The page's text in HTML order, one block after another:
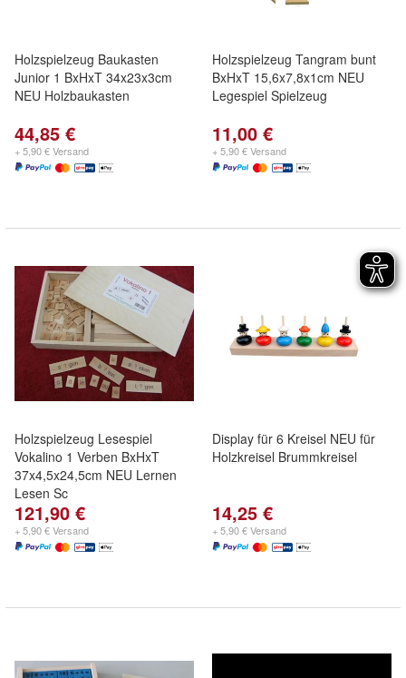
Holzspielzeug Baukasten
Junior 1 BxHxT 34x23x3cm
NEU Holzbaukasten
44,85 €
+ 5,90 € Versand
Holzspielzeug Tangram bunt
BxHxT 15,6x7,8x1cm NEU
Legespiel Spielzeug
11,00 €
+ 5,90 € Versand
Holzspielzeug Lesespiel
Vokalino 1 Verben BxHxT
37x4,5x24,5cm NEU Lernen
Lesen Sc
121,90 €
+ 5,90 € Versand
Display für 6 Kreisel NEU für
Holzkreisel Brummkreisel
14,25 €
+ 5,90 € Versand